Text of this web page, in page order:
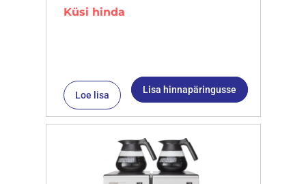
Küsi hinda
Loe lisa Lisa hinnapäringusse